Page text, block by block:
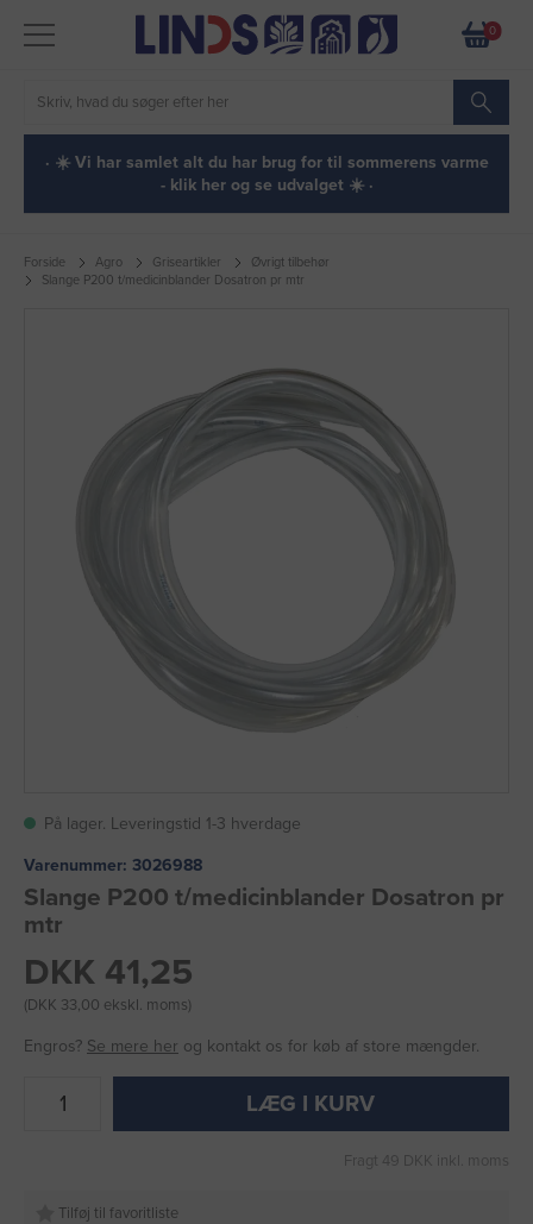
0
· ☀️ Vi har samlet alt du har brug for til sommerens varme
- klik her og se udvalget ☀️ ·
Forside Agro Griseartikler
Øvrigt tilbehør
Slange P200 t/medicinblander Dosatron pr mtr
På lager. Leveringstid 1-3 hverdage
Varenummer: 3026988
Slange P200 t/medicinblander Dosatron pr
mtr
DKK 41,25
(DKK 33,00 ekskl. moms)
Engros? Se mere her og kontakt os for køb af store mængder.
LÆG I KURV
Fragt 49 DKK inkl. moms
Tilføj til favoritliste